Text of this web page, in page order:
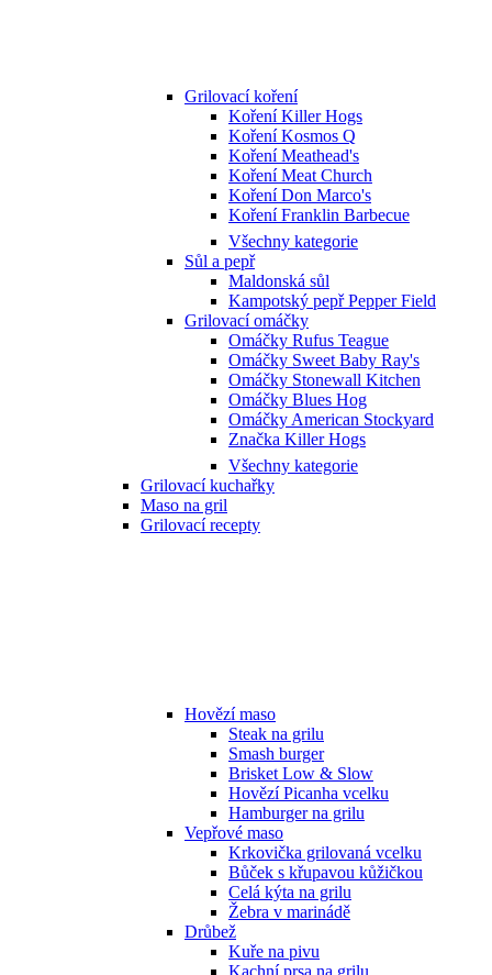
Grilovací koření
Koření Killer Hogs
Koření Kosmos Q
Koření Meathead's
Koření Meat Church
Koření Don Marco's
Koření Franklin Barbecue
Všechny kategorie
Sůl a pepř
Maldonská sůl
Kampotský pepř Pepper Field
Grilovací omáčky
Omáčky Rufus Teague
Omáčky Sweet Baby Ray's
Omáčky Stonewall Kitchen
Omáčky Blues Hog
Omáčky American Stockyard
Značka Killer Hogs
Všechny kategorie
Grilovací kuchařky
Maso na gril
Grilovací recepty
Hovězí maso
Steak na grilu
Smash burger
Brisket Low & Slow
Hovězí Picanha vcelku
Hamburger na grilu
Vepřové maso
Krkovička grilovaná vcelku
Bůček s křupavou kůžičkou
Celá kýta na grilu
Žebra v marinádě
Drůbež
Kuře na pivu
Kachní prsa na grilu